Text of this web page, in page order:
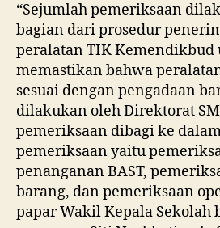
“Sejumlah pemeriksaan
bagian dari prosedur
peralatan TIK Kemendikbud
memastikan bahwa
sesuai dengan pengadaan
dilakukan oleh Direktorat
pemeriksaan dibagi ke
pemeriksaan yaitu
penanganan BAST,
barang, dan pemeriksaan
papar Wakil Kepala Sekolah